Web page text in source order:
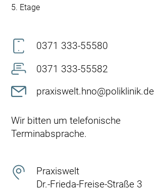
5. Etage
0371 333-55580
0371 333-55582
praxiswelt.hno@poliklinik.de
Wir bitten um telefonische
Terminabsprache.
Praxiswelt
Dr.-Frieda-Freise-Straße 3